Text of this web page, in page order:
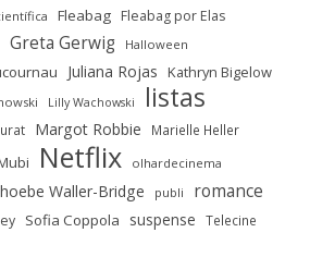
Fleabag Fleabag por Elas
Greta Gerwig Halloween
Juliana Rojas Kathryn Bigelow
Lilly Wachowski listas
Margot Robbie Marielle Heller
Netflix olhardecinema
Waller-Bridge publi romance
Sofia Coppola suspense Telecine